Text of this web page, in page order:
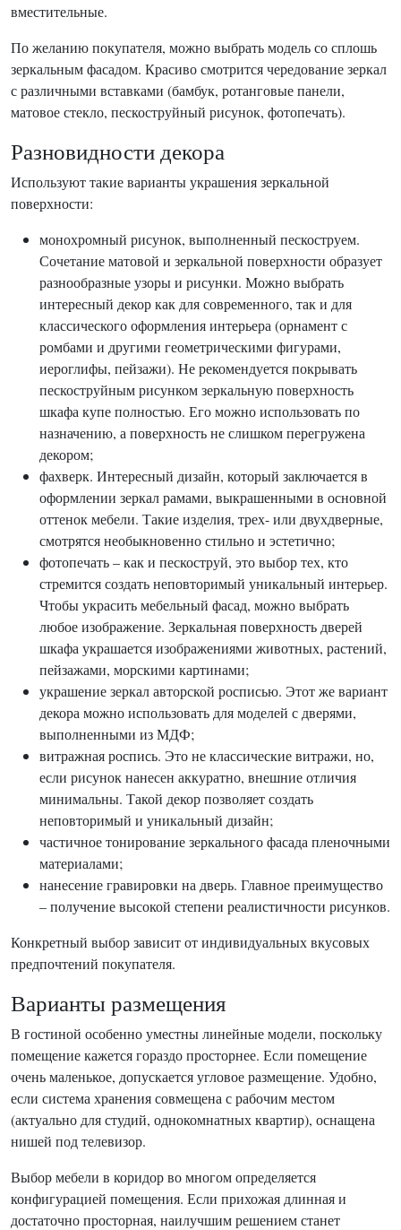
вместительные.
По желанию покупателя, можно выбрать модель со сплошь
зеркальным фасадом. Красиво смотрится чередование зеркал
с различными вставками (бамбук, ротанговые панели,
матовое стекло, пескоструйный рисунок, фотопечать).
Разновидности декора
Используют такие варианты украшения зеркальной
поверхности:
монохромный рисунок, выполненный пескоструем.
Сочетание матовой и зеркальной поверхности образует
разнообразные узоры и рисунки. Можно выбрать
интересный декор как для современного, так и для
классического оформления интерьера (орнамент с
ромбами и другими геометрическими фигурами,
иероглифы, пейзажи). Не рекомендуется покрывать
пескоструйным рисунком зеркальную поверхность
шкафа купе полностью. Его можно использовать по
назначению, а поверхность не слишком перегружена
декором;
фахверк. Интересный дизайн, который заключается в
оформлении зеркал рамами, выкрашенными в основной
оттенок мебели. Такие изделия, трех- или двухдверные,
смотрятся необыкновенно стильно и эстетично;
фотопечать – как и пескоструй, это выбор тех, кто
стремится создать неповторимый уникальный интерьер.
Чтобы украсить мебельный фасад, можно выбрать
любое изображение. Зеркальная поверхность дверей
шкафа украшается изображениями животных, растений,
пейзажами, морскими картинами;
украшение зеркал авторской росписью. Этот же вариант
декора можно использовать для моделей с дверями,
выполненными из МДФ;
витражная роспись. Это не классические витражи, но,
если рисунок нанесен аккуратно, внешние отличия
минимальны. Такой декор позволяет создать
неповторимый и уникальный дизайн;
частичное тонирование зеркального фасада пленочными
материалами;
нанесение гравировки на дверь. Главное преимущество
– получение высокой степени реалистичности рисунков.
Конкретный выбор зависит от индивидуальных вкусовых
предпочтений покупателя.
Варианты размещения
В гостиной особенно уместны линейные модели, поскольку
помещение кажется гораздо просторнее. Если помещение
очень маленькое, допускается угловое размещение. Удобно,
если система хранения совмещена с рабочим местом
(актуально для студий, однокомнатных квартир), оснащена
нишей под телевизор.
Выбор мебели в коридор во многом определяется
конфигурацией помещения. Если прихожая длинная и
достаточно просторная, наилучшим решением станет